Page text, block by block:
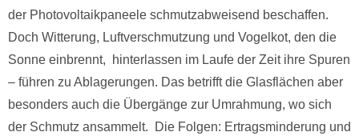
der Photovoltaikpaneele schmutzabweisend beschaffen.
Doch Witterung, Luftverschmutzung und Vogelkot, den die
Sonne einbrennt, hinterlassen im Laufe der Zeit ihre Spuren
– führen zu Ablagerungen. Das betrifft die Glasflächen aber
besonders auch die Übergänge zur Umrahmung, wo sich
der Schmutz ansammelt. Die Folgen: Ertragsminderung und